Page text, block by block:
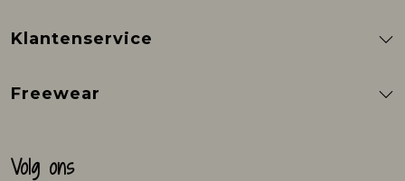
Klantenservice
Freewear
Volg ons